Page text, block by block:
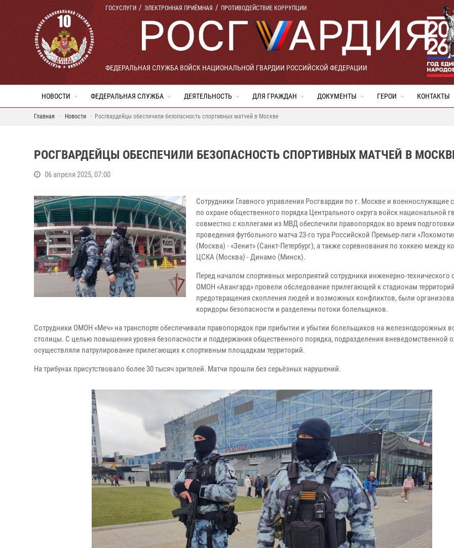
ГОСУСЛУГИ ЭЛЕКТРОННАЯ ПРИЁМНАЯ ПРОТИВОДЕЙСТВИЕ КОРРУПЦИИ
ФЕДЕРАЛЬНАЯ СЛУЖБА ВОЙСК НАЦИОНАЛЬНОЙ ГВАРДИИ РОССИЙСКОЙ ФЕДЕРАЦИИ
НОВОСТИ ФЕДЕРАЛЬНАЯ СЛУЖБА ДЕЯТЕЛЬНОСТЬ ДЛЯ ГРАЖДАН ДОКУМЕНТЫ ГЕРОИ КОНТАКТЫ
Главная Новости Росгвардейцы обеспечили безопасность спортивных матчей в Москве
РОСГВАРДЕЙЦЫ ОБЕСПЕЧИЛИ БЕЗОПАСНОСТЬ СПОРТИВНЫХ МАТЧЕЙ В
06 апреля 2025, 07:00
Сотрудники Главного управления Росгвардии по г. Москве и военнослужащие
по охране общественного порядка Центрального округа войск национальной
совместно с коллегами из МВД обеспечили правопорядок во время
проведения футбольного матча 23-го тура Российской Премьер-лиги
(Москва) - «Зенит» (Санкт-Петербург), а также соревнования по хоккею между
ЦСКА (Москва) - Динамо (Минск).
Перед началом спортивных мероприятий сотрудники инженерно-технического
ОМОН «Авангард» провели обследование прилегающей к стадионам
предотвращения скопления людей и возможных конфликтов, были
коридоры безопасности и разделены потоки болельщиков.
Сотрудники ОМОН «Меч» на транспорте обеспечивали правопорядок при прибытии и убытии болельщиков на железнодорожных
столицы. С целью повышения уровня безопасности и поддержания общественного порядка, подразделения вневедомственной
осуществляли патрулирование прилегающих к спортивным площадкам территорий.
На трибунах присутствовало более 30 тысяч зрителей. Матчи прошли без серьёзных нарушений.